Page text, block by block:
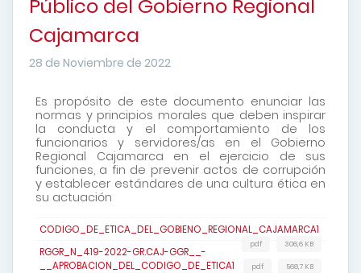
Público del Gobierno Regional
Cajamarca
28 de Noviembre de 2022
Es propósito de este documento enunciar las
normas y principios morales que deben inspirar
la conducta y el comportamiento de los
funcionarios y servidores/as en el Gobierno
Regional Cajamarca en el ejercicio de sus
funciones, a fin de prevenir actos de corrupción
y establecer estándares de una cultura ética en
su actuación
CODIGO_DE_ETICA_DEL_GOBIENO_REGIONAL_CAJAMARCA1
306,6 KB
pdf
RGGR_N_419-2022-GR.CAJ-GGR__-
__APROBACION_DEL_CODIGO_DE_ETICA1
568,7 KB
pdf